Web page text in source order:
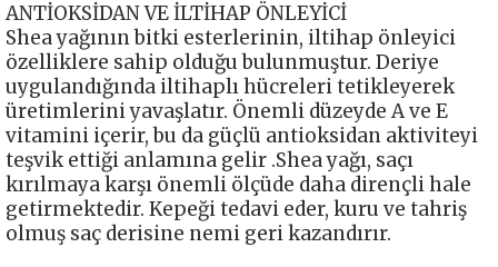
ANTİOKSİDAN VE İLTİHAP ÖNLEYİCİ
Shea yağının bitki esterlerinin, iltihap önleyici
özelliklere sahip olduğu bulunmuştur. Deriye
uygulandığında iltihaplı hücreleri tetikleyerek
üretimlerini yavaşlatır. Önemli düzeyde A ve E
vitamini içerir, bu da güçlü antioksidan aktiviteyi
teşvik ettiği anlamına gelir .Shea yağı, saçı
kırılmaya karşı önemli ölçüde daha dirençli hale
getirmektedir. Kepeği tedavi eder, kuru ve tahriş
olmuş saç derisine nemi geri kazandırır.